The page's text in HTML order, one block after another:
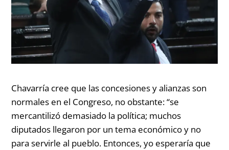
Chavarría cree que las concesiones y alianzas son
normales en el Congreso, no obstante:“se
mercantilizó demasiado la política; muchos
diputados llegaron por un tema económico y no
para servirle al pueblo. Entonces, yo esperaría que